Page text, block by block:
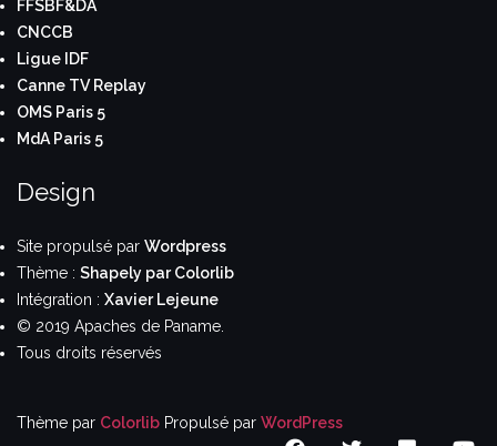
FFSBF&DA
CNCCB
Ligue IDF
Canne TV Replay
OMS Paris 5
MdA Paris 5
Design
Site propulsé par Wordpress
Thème : Shapely par Colorlib
Intégration : Xavier Lejeune
© 2019 Apaches de Paname.
Tous droits réservés
Thème par Colorlib Propulsé par WordPress